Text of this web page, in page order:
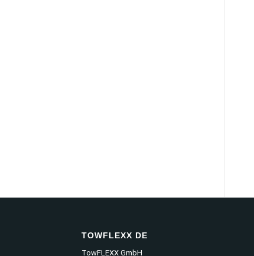
TOWFLEXX DE
TowFLEXX GmbH